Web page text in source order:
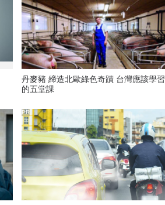
丹麥豬 締造北歐綠色奇蹟 台灣應該學習
的五堂課
PR